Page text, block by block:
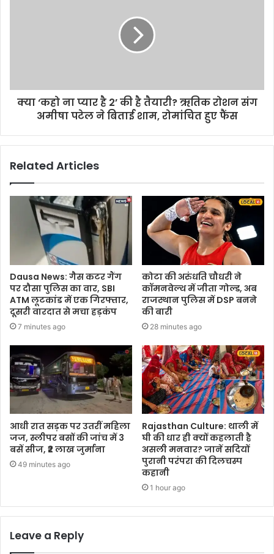
क्या ‘कहो ना प्यार है 2’ की है तैयारी? ऋतिक रोशन संग
अमीषा पटेल ने बिताई शाम, रोमांचित हुए फैंस
Related Articles
Dausa News: गैस कटर गैंग
पर दौसा पुलिस का वार, SBI
ATM लूटकांड में एक गिरफ्तार,
दूसरी वारदात से मचा हड़कंप
7 minutes ago
कोटा की अरुंधति चौधरी ने
कॉमनवेल्थ में जीता गोल्ड, अब
राजस्थान पुलिस में DSP बनने
की बारी
28 minutes ago
आधी रात सड़क पर उतरीं महिला
जज, स्लीपर बसों की जांच में 3
बसें सीज, ₹2 लाख जुर्माना
49 minutes ago
Rajasthan Culture: थाली में
घी की धार ही क्यों कहलाती है
असली मनवार? जानें सदियों
पुरानी परंपरा की दिलचस्प
कहानी
1 hour ago
Leave a Reply